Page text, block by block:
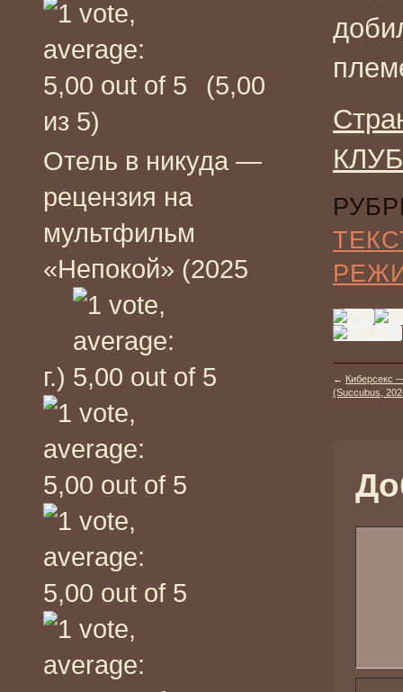
(5,00
из 5)
Отель в никуда —
рецензия на
мультфильм
«Непокой» (2025
г.) ← Киберсекс
(Succubus,